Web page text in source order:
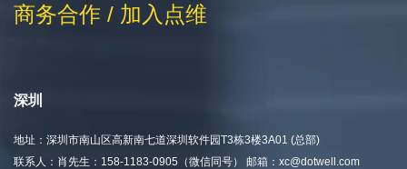
商务合作 / 加入点维
深圳
地址：深圳市南山区高新南七道深圳软件园T3栋3楼3A01 (总部)
联系人：肖先生：158-1183-0905（微信同号） 邮箱：xc@dotwell.com